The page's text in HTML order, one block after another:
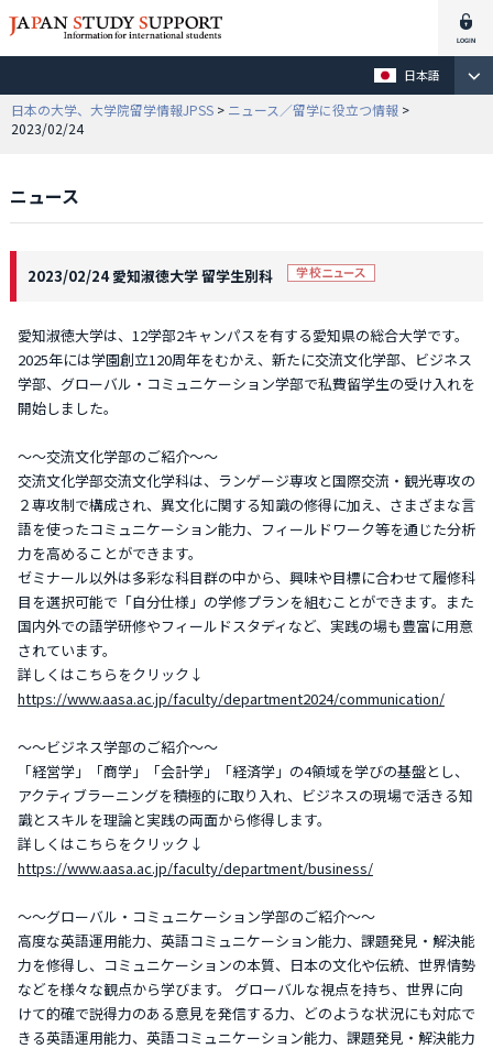
日本語
日本の大学、大学院留学情報JPSS > ニュース／留学に役立つ情報 >
2023/02/24
ニュース
2023/02/24 愛知淑徳大学 留学生別科
愛知淑徳大学は、12学部2キャンパスを有する愛知県の総合大学です。
2025年には学園創立120周年をむかえ、新たに交流文化学部、ビジネス
学部、グローバル・コミュニケーション学部で私費留学生の受け入れを
開始しました。
～～交流文化学部のご紹介～～
交流文化学部交流文化学科は、ランゲージ専攻と国際交流・観光専攻の
２専攻制で構成され、異文化に関する知識の修得に加え、さまざまな言
語を使ったコミュニケーション能力、フィールドワーク等を通じた分析
力を高めることができます。
ゼミナール以外は多彩な科目群の中から、興味や目標に合わせて履修科
目を選択可能で「自分仕様」の学修プランを組むことができます。また
国内外での語学研修やフィールドスタディなど、実践の場も豊富に用意
されています。
詳しくはこちらをクリック↓
https://www.aasa.ac.jp/faculty/department2024/communication/
～～ビジネス学部のご紹介～～
「経営学」「商学」「会計学」「経済学」の4領域を学びの基盤とし、
アクティブラーニングを積極的に取り入れ、ビジネスの現場で活きる知
識とスキルを理論と実践の両面から修得します。
詳しくはこちらをクリック↓
https://www.aasa.ac.jp/faculty/department/business/
～～グローバル・コミュニケーション学部のご紹介～～
高度な英語運用能力、英語コミュニケーション能力、課題発見・解決能
力を修得し、コミュニケーションの本質、日本の文化や伝統、世界情勢
などを様々な観点から学びます。 グローバルな視点を持ち、世界に向
けて的確で説得力のある意見を発信する力、どのような状況にも対応で
きる英語運用能力、英語コミュニケーション能力、課題発見・解決能力